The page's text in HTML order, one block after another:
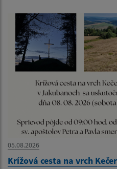
05.08.2026
Krížová cesta na vrch